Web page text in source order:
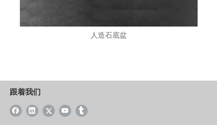
人造石底盆
跟着我们